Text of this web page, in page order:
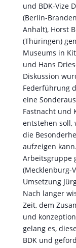
und BDK-Vize
(Berlin-
Anhalt), Horst
(Thüringen)
Museums in
und Hans
Diskussion
Federführung
eine
Fastnacht und
entstehen soll,
die
aufzeigen
Arbeitsgruppe
(Mecklenburg-
Umsetzung
Nach langer
Zeit, dem
und
gelang es,
BDK und